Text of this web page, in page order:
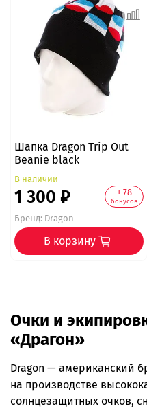
Шапка Dragon Trip Out
Beanie black
В наличии
1 300 ₽ + 78
бонусов
Бренд:Dragon
В корзину
Очки и
«Драгон»
Dragon — американский
на производстве
солнцезащитных очков,